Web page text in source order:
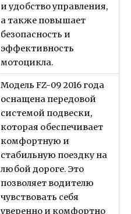
и удобство управления,
а также повышает
безопасность и
эффективность
мотоцикла.
Модель FZ-09 2016 года
оснащена передовой
системой подвески,
которая обеспечивает
комфортную и
стабильную поездку на
любой дороге. Это
позволяет водителю
чувствовать себя
уверенно и комфортно